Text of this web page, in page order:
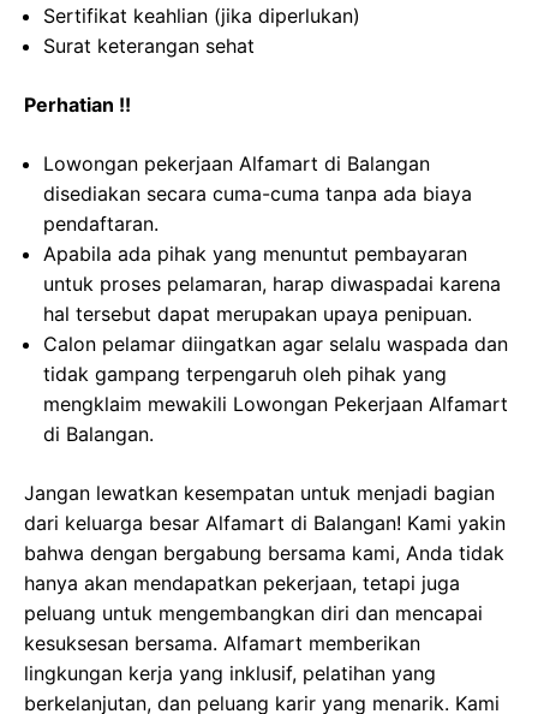
Sertifikat keahlian (jika diperlukan)
Surat keterangan sehat
Perhatian !!
Lowongan pekerjaan Alfamart di Balangan
disediakan secara cuma-cuma tanpa ada biaya
pendaftaran.
Apabila ada pihak yang menuntut pembayaran
untuk proses pelamaran, harap diwaspadai karena
hal tersebut dapat merupakan upaya penipuan.
Calon pelamar diingatkan agar selalu waspada dan
tidak gampang terpengaruh oleh pihak yang
mengklaim mewakili Lowongan Pekerjaan Alfamart
di Balangan.
Jangan lewatkan kesempatan untuk menjadi bagian
dari keluarga besar Alfamart di Balangan! Kami yakin
bahwa dengan bergabung bersama kami, Anda tidak
hanya akan mendapatkan pekerjaan, tetapi juga
peluang untuk mengembangkan diri dan mencapai
kesuksesan bersama. Alfamart memberikan
lingkungan kerja yang inklusif, pelatihan yang
berkelanjutan, dan peluang karir yang menarik. Kami